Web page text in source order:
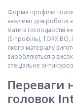
Форма профілю
важливо для роботи
мати в господарстві
(Е-профіль), TORX
якого матеріалу
виробляються з
спеціальне
Переваги
головок